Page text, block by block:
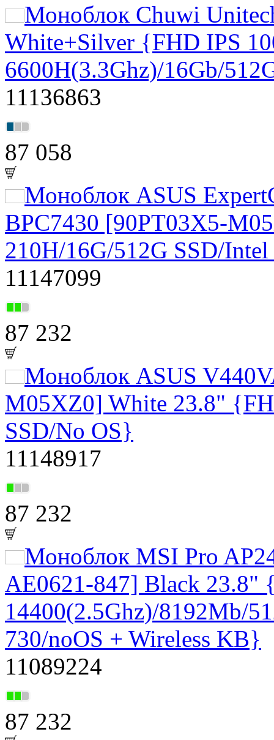
Моноблок Chuwi
White+Silver {FHD IPS
6600H(3.3Ghz)/16Gb/
11136863
87 058
Моноблок ASUS
BPC7430 [90PT03X5-
210H/16G/512G SSD/
11147099
87 232
Моноблок ASUS
M05XZ0] White 23.8"
SSD/No OS}
11148917
87 232
Моноблок MSI Pro
AE0621-847] Black 23.8"
14400(2.5Ghz)/8192Mb/
730/noOS + Wireless KB}
11089224
87 232